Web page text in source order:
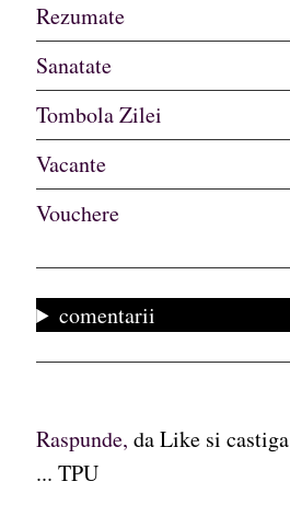
Rezumate
Sanatate
Tombola Zilei
Vacante
Vouchere
comentarii
Raspunde, da Like si castiga
... TPU